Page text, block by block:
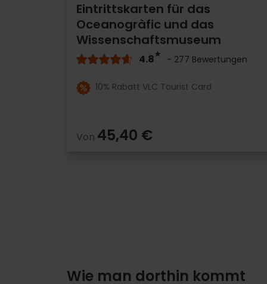
Eintrittskarten für das
Oceanogràfic und das
Wissenschaftsmuseum
4.8 - 277 Bewertungen
10% Rabatt VLC Tourist Card
Von 45,40 €
Wie man dorthin kommt